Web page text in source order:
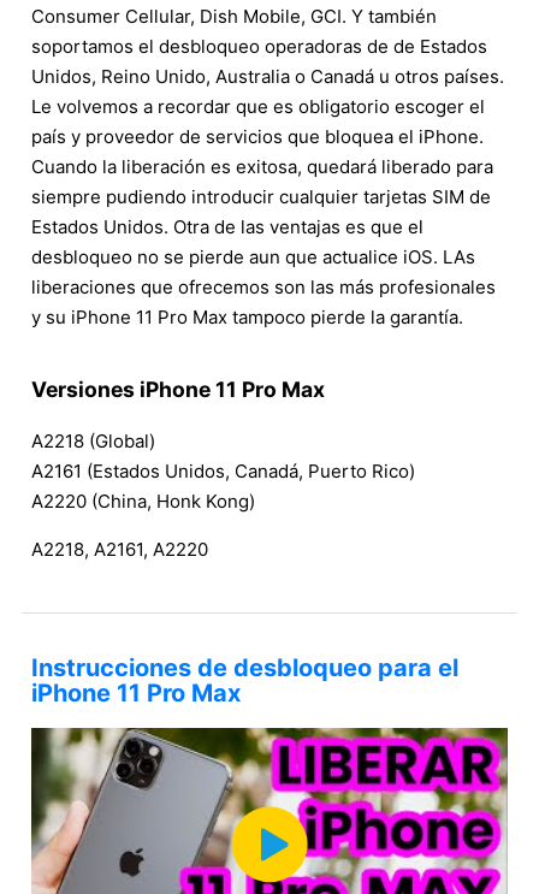
Consumer Cellular, Dish Mobile, GCI. Y también
soportamos el desbloqueo operadoras de de Estados
Unidos, Reino Unido, Australia o Canadá u otros países.
Le volvemos a recordar que es obligatorio escoger el
país y proveedor de servicios que bloquea el iPhone.
Cuando la liberación es exitosa, quedará liberado para
siempre pudiendo introducir cualquier tarjetas SIM de
Estados Unidos. Otra de las ventajas es que el
desbloqueo no se pierde aun que actualice iOS. LAs
liberaciones que ofrecemos son las más profesionales
y su iPhone 11 Pro Max tampoco pierde la garantía.
Versiones iPhone 11 Pro Max
A2218 (Global)
A2161 (Estados Unidos, Canadá, Puerto Rico)
A2220 (China, Honk Kong)
A2218, A2161, A2220
Instrucciones de desbloqueo para el
iPhone 11 Pro Max